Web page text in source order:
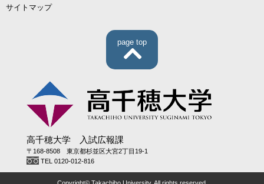
サイトマップ
page top
高千穂大学 入試広報課
〒168-8508 東京都杉並区大宮2丁目19-1
TEL 0120-012-816